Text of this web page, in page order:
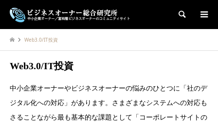
検索
Web3.0/IT投資
Web3.0/IT投資
中小企業オーナーやビジネスオーナーの悩みのひとつに「社のデ
ジタル化への対応」があります。さまざまなシステムへの対応も
さることながら最も基本的な課題として「コーポレートサイトの